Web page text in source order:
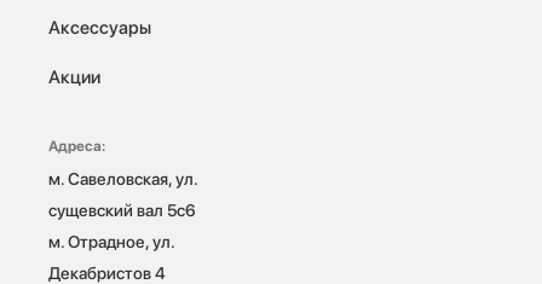
Аксессуары
Акции
Адреса:
м. Савеловская, ул.
сущевский вал 5с6
м. Отрадное, ул.
Декабристов 4